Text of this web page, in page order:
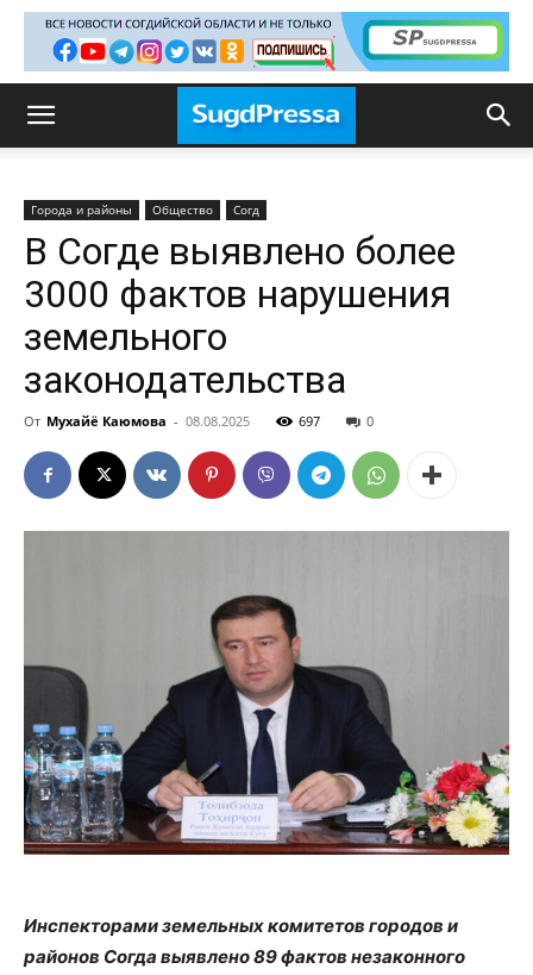
Города и районы Общество Согд
В Согде выявлено более
3000 фактов нарушения
земельного
законодательства
От Мухайё Каюмова - 08.08.2025 697 0
Инспекторами земельных комитетов городов и
районов Согда выявлено 89 фактов незаконного